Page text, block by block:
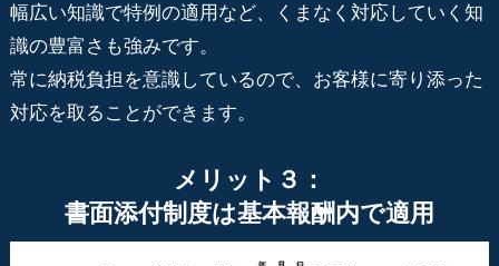
幅広い知識で特例の適用など、くまなく対応していく知
識の豊富さも強みです。
常に納税負担を意識しているので、お客様に寄り添った
対応を取ることができます。
メリット３：
書面添付制度は基本報酬内で適用